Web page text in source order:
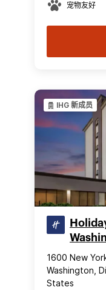
宠物友好
IHG 新成员
1600 New
Washington,
States